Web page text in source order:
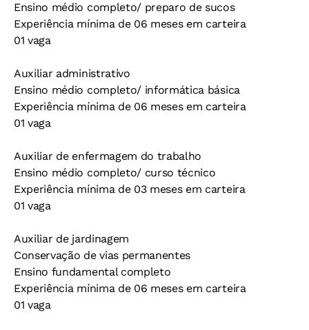
Ensino médio completo/ preparo de sucos
Experiência mínima de 06 meses em carteira
01 vaga
Auxiliar administrativo
Ensino médio completo/ informática básica
Experiência mínima de 06 meses em carteira
01 vaga
Auxiliar de enfermagem do trabalho
Ensino médio completo/ curso técnico
Experiência mínima de 03 meses em carteira
01 vaga
Auxiliar de jardinagem
Conservação de vias permanentes
Ensino fundamental completo
Experiência mínima de 06 meses em carteira
01 vaga